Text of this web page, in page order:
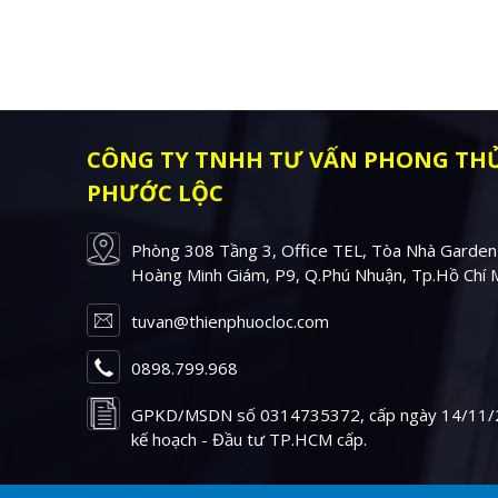
CÔNG TY TNHH TƯ VẤN PHONG
PHƯỚC LỘC
Phòng 308 Tầng 3, Office TEL, Tòa Nhà
Hoàng Minh Giám, P9, Q.Phú Nhuận, Tp.Hồ Chí
tuvan@thienphuocloc.com
0898.799.968
GPKD/MSDN số 0314735372, cấp ngày 14/
kế hoạch - Đầu tư TP.HCM cấp.